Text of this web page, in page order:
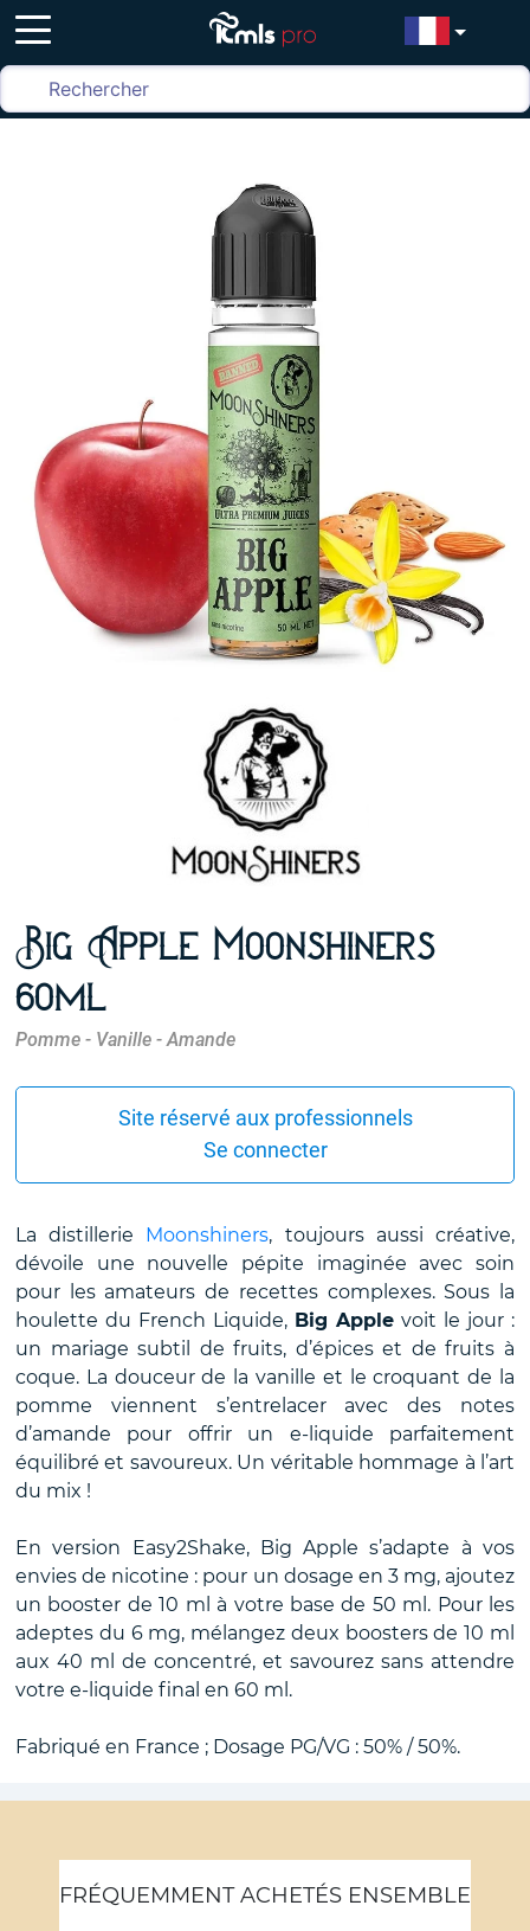
Big Apple Moonshiners
60ml
Pomme - Vanille - Amande
Site réservé aux professionnels
Se connecter
La distillerie Moonshiners, toujours aussi créative,
dévoile une nouvelle pépite imaginée avec soin
pour les amateurs de recettes complexes. Sous la
houlette du French Liquide, Big Apple voit le jour :
un mariage subtil de fruits, d’épices et de fruits à
coque. La douceur de la vanille et le croquant de la
pomme viennent s’entrelacer avec des notes
d’amande pour offrir un e-liquide parfaitement
équilibré et savoureux. Un véritable hommage à l’art
du mix !
En version Easy2Shake, Big Apple s’adapte à vos
envies de nicotine : pour un dosage en 3 mg, ajoutez
un booster de 10 ml à votre base de 50 ml. Pour les
adeptes du 6 mg, mélangez deux boosters de 10 ml
aux 40 ml de concentré, et savourez sans attendre
votre e-liquide final en 60 ml.
Fabriqué en France ; Dosage PG/VG : 50% / 50%.
FRÉQUEMMENT ACHETÉS ENSEMBLE